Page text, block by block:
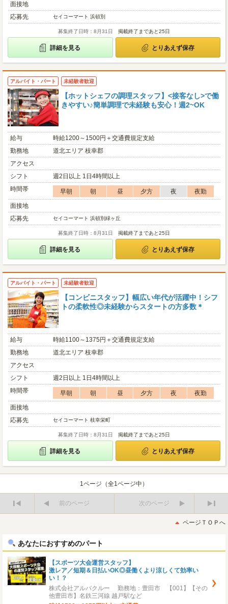
面接地
応募先
セイコーマート 浜頓別
募集終了日時：8月31日 掲載終了まであと25日
詳細を見る とりあえず保存
アルバイト・パート 未経験者歓迎
【ホットシェフの調理スタッフ】<接客なし>で働
きやすい♪簡単調理で未経験も安心！週2~OK
給与
時給1200～1500円＋交通費規定支給
勤務地
道北エリア 枝幸郡
アクセス
シフト
週2日以上 1日4時間以上
時間帯
早朝 朝 昼 夕方 夜
夜勤
面接地
応募先
セイコーマート 浜頓別緑ヶ丘
募集終了日時：8月31日 掲載終了まであと25日
詳細を見る とりあえず保存
アルバイト・パート 未経験者歓迎
【コンビニスタッフ】幅広い年代が活躍中！シフ
トの柔軟性◎未経験からスタートの方多数＊
給与
時給1100～1375円＋交通費規定支給
勤務地
道北エリア 枝幸郡
アクセス
シフト
週2日以上 1日4時間以上
時間帯
早朝 朝 昼 夕方 夜
夜勤
面接地
応募先
セイコーマート 枝幸栄町
募集終了日時：8月31日 掲載終了まであと25日
詳細を見る とりあえず保存
1ページ（全1ページ中）
前のページ
次のページ
後
ページＴＯＰへ
あなたにおすすめのパート
【スポーツ大会運営スタッフ】
激レア／短期＆日払いOK◎昼働くより涼しくて効率い
い！？
株式会社アルバクルー 勤務地：豊田市 【001】【その
他豊田市】名鉄三河線 越戸駅など